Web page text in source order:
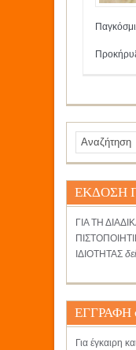
ΕΚΔΟΣΗ
ΓΙΑ ΤΗ
ΙΔΙΟΤΗΤΑΣ
ΕΓΓΡΑΦΗ
Για έγκαιρη